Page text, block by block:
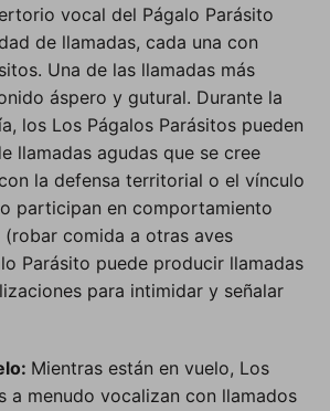
vocal del Págalo Parásito
de llamadas, cada una con
Una de las llamadas más
áspero y gutural. Durante la
los Los Págalos Parásitos pueden
llamadas agudas que se cree
la defensa territorial o el vínculo
participan en comportamiento
comida a otras aves
Parásito puede producir llamadas
para intimidar y señalar
Mientras están en vuelo, Los
a menudo vocalizan con llamados